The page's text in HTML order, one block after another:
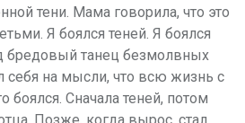
тени. Мама говорила, что это
Я боялся теней. Я боялся
бредовый танец безмолвных
себя на мысли, что всю жизнь с
боялся. Сначала теней, потом